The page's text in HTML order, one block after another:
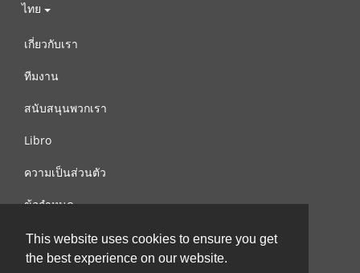
This website uses cookies to ensure you get
the best experience on our website.
ไทย
เกี่ยวกับเรา
ทีมงาน
สนับสนุนพวกเรา
Libro
ความเป็นส่วนตัว
ข้อกำหนด
ติดต่อเรา